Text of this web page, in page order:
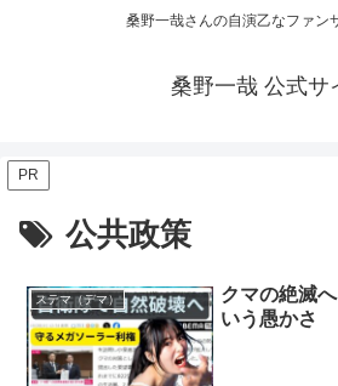
桑野一哉さんの自演乙なファン
桑野一哉 公式サ
PR
公共政策
ステマ（デマ）
クマの絶滅
いう愚かさ